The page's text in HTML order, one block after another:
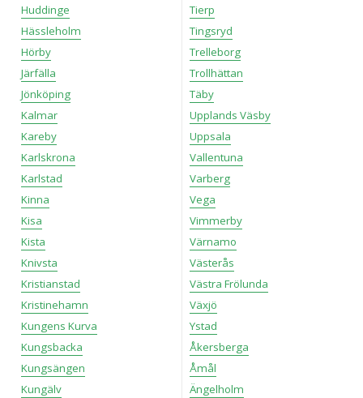
Huddinge
Hässleholm
Hörby
Järfälla
Jönköping
Kalmar
Kareby
Karlskrona
Karlstad
Kinna
Kisa
Kista
Knivsta
Kristianstad
Kristinehamn
Kungens Kurva
Kungsbacka
Kungsängen
Kungälv
Tierp
Tingsryd
Trelleborg
Trollhättan
Täby
Upplands Väsby
Uppsala
Vallentuna
Varberg
Vega
Vimmerby
Värnamo
Västerås
Västra Frölunda
Växjö
Ystad
Åkersberga
Åmål
Ängelholm